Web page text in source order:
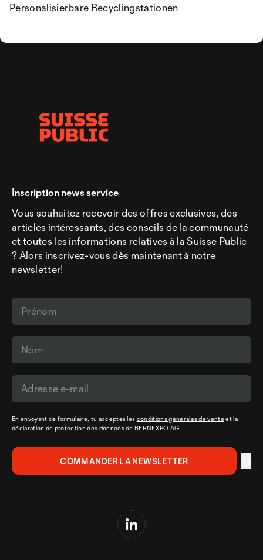
Personalisierbare Recyclingstationen
Inscription news service
Vous souhaitez recevoir des offres exclusives, des
articles intéressants, des conseils de la communauté
et toutes les informations relatives à la Suisse Public
? Alors inscrivez-vous dès maintenant à notre
newsletter!
En envoyant ce formulaire, tu acceptes les conditions générales de venteet la
déclaration de protection des donnéesde BERNEXPO AG